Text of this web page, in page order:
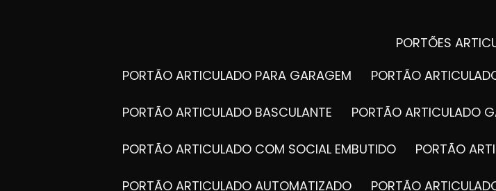
PORTÕES
PORTÃO ARTICULADO PARA GARAGEM
PORTÃO
PORTÃO ARTICULADO BASCULANTE PORTÃO ARTICULADO
PORTÃO ARTICULADO COM SOCIAL EMBUTIDO PORTÃO
PORTÃO ARTICULADO AUTOMATIZADO PORTÃO